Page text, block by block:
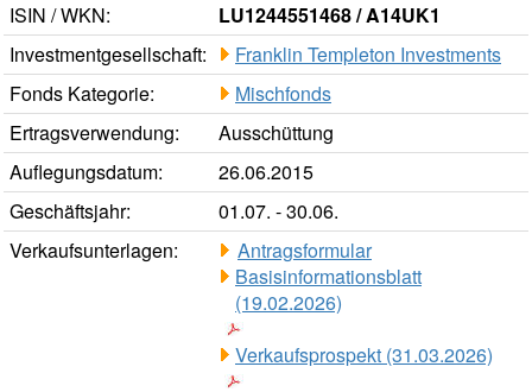
ISIN / WKN:
LU1244551468 / A14UK1
Investmentgesellschaft:
Franklin Templeton Investments
Fonds Kategorie:
Mischfonds
Ertragsverwendung:
Ausschüttung
Auflegungsdatum:
26.06.2015
Geschäftsjahr:
01.07. - 30.06.
Verkaufsunterlagen:
Antragsformular
Basisinformationsblatt
(19.02.2026)
Verkaufsprospekt (31.03.2026)